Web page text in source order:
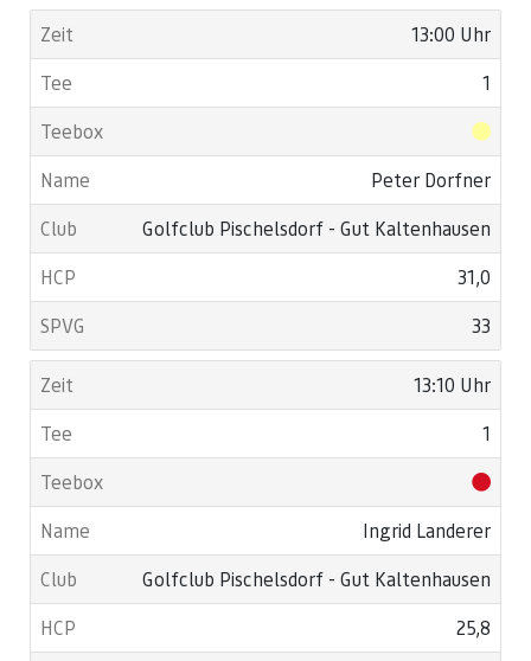
13:00 Uhr
1
Peter Dorfner
Golfclub Pischelsdorf - Gut Kaltenhausen
31,0
33
13:10 Uhr
1
Ingrid Landerer
Golfclub Pischelsdorf - Gut Kaltenhausen
25,8